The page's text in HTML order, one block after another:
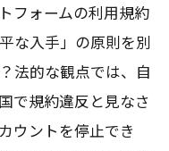
フォームの利用規約
な入手」の原則を別
法的な観点では、自
で規約違反と見なさ
ウントを停止でき